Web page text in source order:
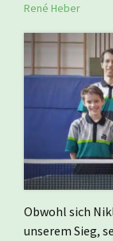
René Heber
Obwohl sich
unserem Sieg,